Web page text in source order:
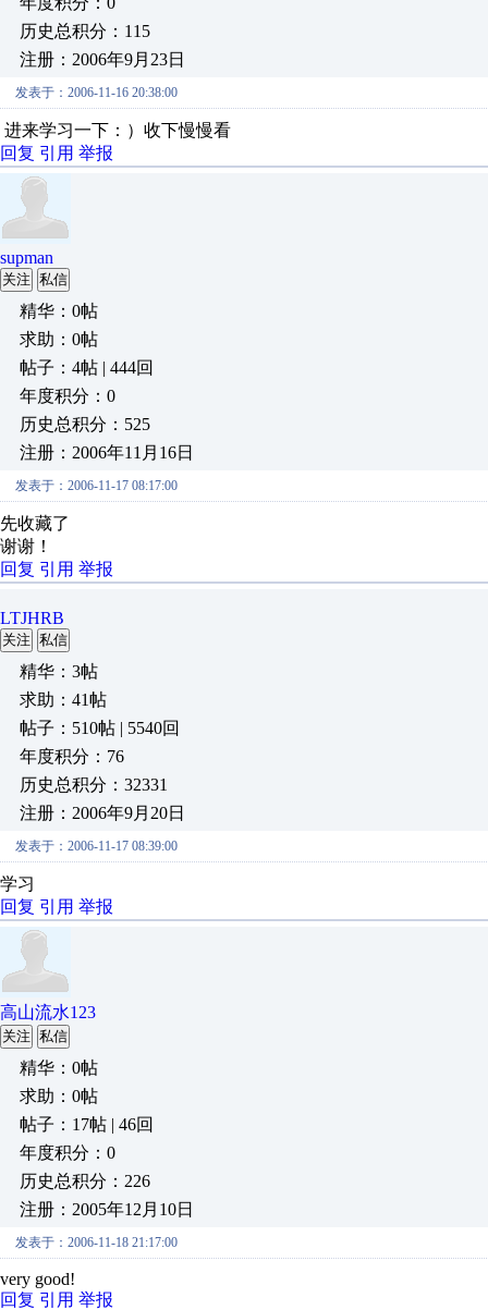
历史总积分：115
注册：2006年9月23日
发表于：2006-11-16 20:38:00
进来学习一下：）收下慢慢看
回复 引用 举报
supman
关注 私信
精华：0帖
求助：0帖
帖子：4帖 | 444回
年度积分：0
历史总积分：525
注册：2006年11月16日
发表于：2006-11-17 08:17:00
先收藏了
谢谢！
回复 引用 举报
LTJHRB
关注 私信
精华：3帖
求助：41帖
帖子：510帖 | 5540回
年度积分：76
历史总积分：32331
注册：2006年9月20日
发表于：2006-11-17 08:39:00
学习
回复 引用 举报
高山流水123
关注 私信
精华：0帖
求助：0帖
帖子：17帖 | 46回
年度积分：0
历史总积分：226
注册：2005年12月10日
发表于：2006-11-18 21:17:00
very good!
回复 引用 举报